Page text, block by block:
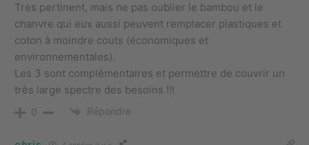
Très pertinent, mais ne pas oublier le bambou et le
chanvre qui eux aussi peuvent remplacer plastiques et
coton à moindre couts (économiques et
environnementales).
Les 3 sont complémentaires et permettre de couvrir un
très large spectre des besoins !!!
0 Répondre